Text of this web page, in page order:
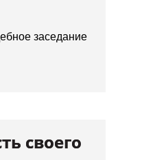
заседание
своего